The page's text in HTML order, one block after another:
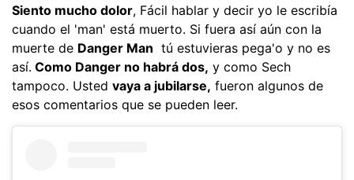
Siento mucho dolor, Fácil hablar y decir yo le escribía
cuando el 'man' está muerto. Si fuera así aún con la
muerte de Danger Man tú estuvieras pega'o y no es
así. Como Danger no habrá dos, y como Sech
tampoco. Usted vaya a jubilarse, fueron algunos de
esos comentarios que se pueden leer.